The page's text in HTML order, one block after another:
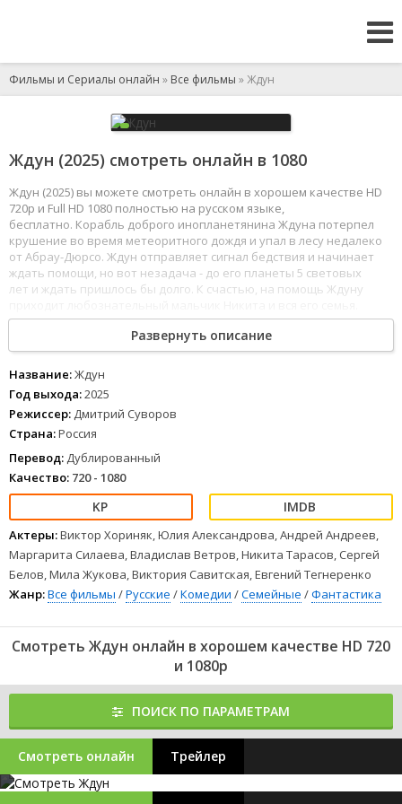
Фильмы и Сериалы онлайн » Все фильмы » Ждун
Ждун (2025) смотреть онлайн в 1080
Ждун (2025) вы можете смотреть онлайн в хорошем качестве HD
720p и Full HD 1080 полностью на русском языке,
бесплатно. Корабль доброго инопланетянина Ждуна потерпел
крушение во время метеоритного дождя и упал в лесу недалеко
от Абрау-Дюрсо. Ждун отправляет сигнал бедствия и начинает
ждать помощи, но вот незадача - до его планеты 5 световых
лет и ждать пришлось бы долго. К счастью, на помощь Ждуну
Никите и семье Семеновых предстоит помочь пришельцу
отремонтировать корабль, избежать козней местного афериста-
бизнесмена, который страстно мечтает завладеть
инопланетными технологиями, и вернуться домой.
Развернуть описание
Название:Ждун
Год выхода:2025
Режиссер: Дмитрий Суворов
Страна:Россия
Перевод: Дублированный
Качество: 720 - 1080
Актеры:Виктор Хориняк, Юлия Александрова, Андрей Андреев,
Маргарита Силаева, Владислав Ветров, Никита Тарасов, Сергей
Белов, Мила Жукова, Виктория Савитская, Евгений Тегнеренко
Жанр:Все фильмы /Русские /Комедии /Семейные /Фантастика
Смотреть Ждун онлайн в хорошем качестве HD 720
и 1080p
ПОИСК ПО ПАРАМЕТРАМ
Смотреть онлайн Трейлер